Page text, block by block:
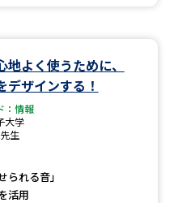
地よく使うために、
デザインする！
：情報
大学
生
られる音」
活用